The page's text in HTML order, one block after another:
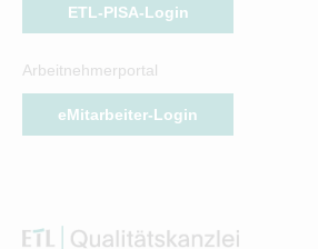
ETL-PISA-Login
Arbeitnehmerportal
eMitarbeiter-Login